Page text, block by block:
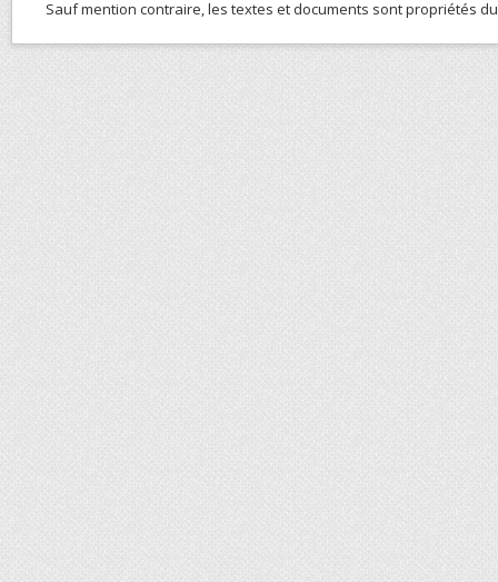
Sauf mention contraire, les textes et documents sont propriétés